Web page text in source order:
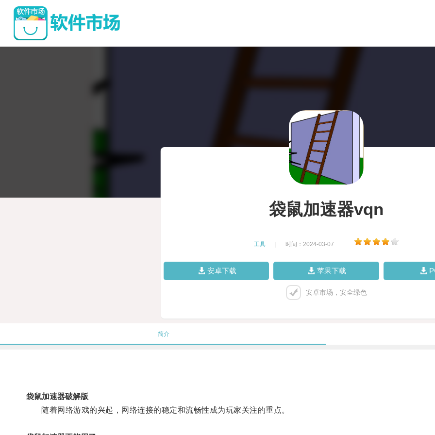
袋鼠加速器vqn
工具 时间：2024-03-07
安卓下载 苹果下载
安卓市场，安全绿色
简介
袋鼠加速器破解版
随着网络游戏的兴起，网络连接的稳定和流畅性成为玩家关注的重点。